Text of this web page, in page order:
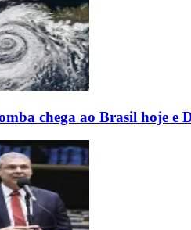
chega ao Brasil hoje e